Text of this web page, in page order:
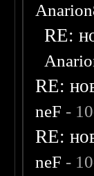
RE:
RE:
neF -
RE:
neF -